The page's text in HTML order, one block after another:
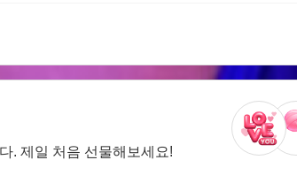
. 제일 처음 선물해보세요!